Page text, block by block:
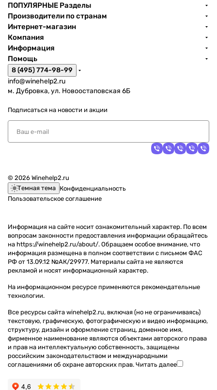
ПОПУЛЯРНЫЕ Разделы
Производители по странам
Интернет-магазин
Компания
Информация
Помощь
8 (495) 774-98-99
info@winehelp2.ru
м. Дубровка, ул. Новоостаповская 6Б
Подписаться на новости и акции
© 2026 Winehelp2.ru
Темная тема Конфиденциальность
Пользовательское соглашение
Информация на сайте носит ознакомительный характер. По всем
вопросам законности предоставления информации обращайтесь
на https://winehelp2.ru/about/. Обращаем особое внимание, что
информация размещена в полном соответствии с письмом ФАС
РФ от 13.09.12 №АК/29977. Материалы сайта не являются
рекламой и носят информационный характер.
На информационном ресурсе применяются рекомендательные
технологии.
Все ресурсы сайта winehelp2.ru, включая (но не ограничиваясь)
текстовую, графическую, фотографическую и видео информацию,
структуру, дизайн и оформление страниц, доменное имя,
фирменное наименование являются объектами авторского права
и прав на интеллектуальную собственность, защищены
российским законодательством и международными
соглашениями об охране авторских прав. Читать далее